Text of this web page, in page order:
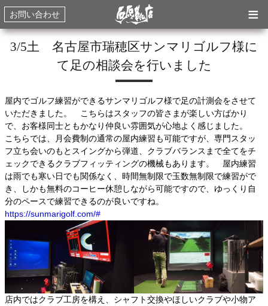
お問い合わせ ≡
3/5土 名古屋市瑞穂区サンマリゴルフ様に
て足の相談会を行いました
屋内でゴルフ練習ができるサンマリゴルフ様で足の計測会をさせて
いただきました。 こちらはスタッフの皆さまが楽しい方ばかり
で、お客様同士ともかなり仲良い雰囲気が心地よく感じました。
こちらでは、月会費制の通常の屋内練習も可能ですが、専門スタッ
フ立ち会いのもとスイングから弾道、クラブバランスまで全てをチ
ェックできるクラブフィッティングの機械もあります。 屋内練習
は雨でも寒い日でも関係なく、時間無制限で玉数無制限で練習がで
き、しかも無料のコーヒー休憩しながら可能ですので、ゆっくり自
分のペースで練習できるのが良いですね。
https://sunmarigolf.com/#
店内ではクラブ工房を構え、シャフト交換やほしいクラブや小物ア